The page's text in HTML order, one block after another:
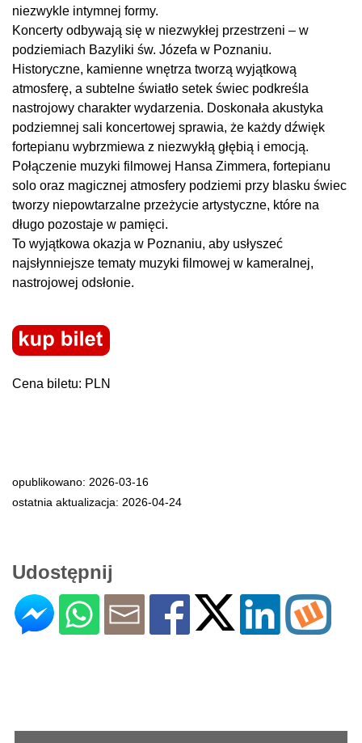
niezwykle intymnej formy.
Koncerty odbywają się w niezwykłej przestrzeni – w
podziemiach Bazyliki św. Józefa w Poznaniu.
Historyczne, kamienne wnętrza tworzą wyjątkową
atmosferę, a subtelne światło setek świec podkreśla
nastrojowy charakter wydarzenia. Doskonała akustyka
podziemnej sali koncertowej sprawia, że każdy dźwięk
fortepianu wybrzmiewa z niezwykłą głębią i emocją.
Połączenie muzyki filmowej Hansa Zimmera, fortepianu
solo oraz magicznej atmosfery podziemi przy blasku świec
tworzy niepowtarzalne przeżycie artystyczne, które na
długo pozostaje w pamięci.
To wyjątkowa okazja w Poznaniu, aby usłyszeć
najsłynniejsze tematy muzyki filmowej w kameralnej,
nastrojowej odsłonie.
Cena biletu: PLN
opublikowano: 2026-03-16
ostatnia aktualizacja: 2026-04-24
Udostępnij